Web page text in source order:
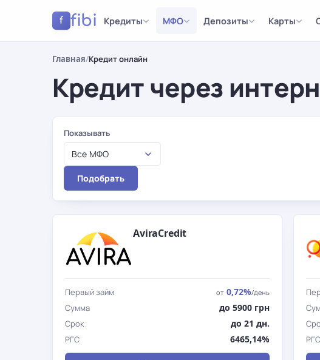
f fibi Кредиты МФО Депозиты Карты
Главная/Кредит онлайн
Кредит через
Результаты
Показывать
Все МФО
Подобрать
AviraCredit
Первый займ от 0,72%/день
Сумма до 5900 грн
Срок до 21 дн.
РГС 6465,14% РГС